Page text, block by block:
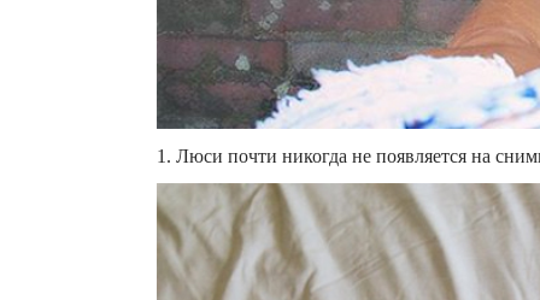
1. Люси почти никогда не появляется на